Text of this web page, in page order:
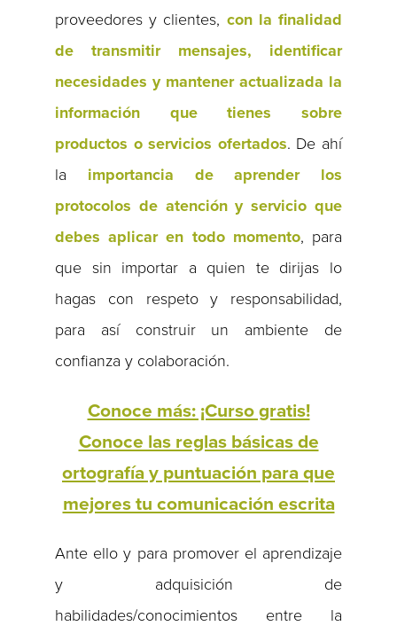
proveedores y clientes, con la finalidad
de transmitir mensajes, identificar
necesidades y mantener actualizada la
información que tienes sobre
productos o servicios ofertados. De ahí
la importancia de aprender los
protocolos de atención y servicio que
debes aplicar en todo momento, para
que sin importar a quien te dirijas lo
hagas con respeto y responsabilidad,
para así construir un ambiente de
confianza y colaboración.
Conoce más: ¡Curso gratis!
Conoce las reglas básicas de
ortografía y puntuación para que
mejores tu comunicación escrita
Ante ello y para promover el aprendizaje
y adquisición de
habilidades/conocimientos entre la